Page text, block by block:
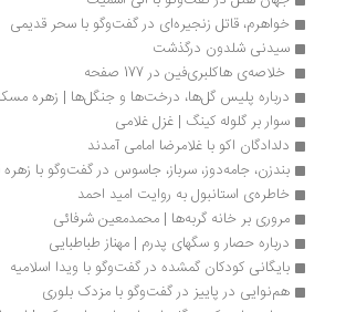
خواهرم، قاتل زنجیره‌ای در گفت‌وگو با سحر قدیمی
سیدنی شلدون درگذشت
خلاصه‌ی هاکلبری‌فین در 177 صفحه
درباره پلیس گل‌ها، درخت‌ها و جنگل‌ها | زهره
سوار بر گلوله کینگ | غزل غلامی
دلدادگان اکو با غلامرضا امامی آمدند
بندزن، جامه‌دوز، سرباز، جاسوس در گفت‌وگو با زهره
خاطره‌ی استانبول به روایت امید احمد
مروری بر خانه گربه‌ها | محمدمعین شرفائی
درباره حصار و سگهای پدرم | مهناز طباطبایی
بایگانی کودکان گمشده در گفت‌وگو با ویدا اسلامیه
هم‌نوایی در پاییز در گفت‌وگو با مزدک بلوری